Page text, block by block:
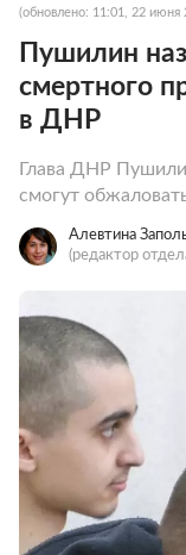
(обновлено: 11:01, 22 июня
Пушилин
смертного
в ДНР
Глава ДНР
смогут
Алевтина
(редактор